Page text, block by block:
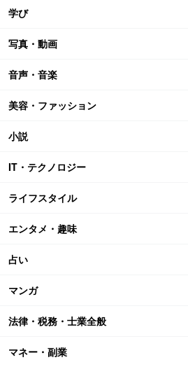
学び
写真・動画
音声・音楽
美容・ファッション
小説
IT・テクノロジー
ライフスタイル
エンタメ・趣味
占い
マンガ
法律・税務・士業全般
マネー・副業